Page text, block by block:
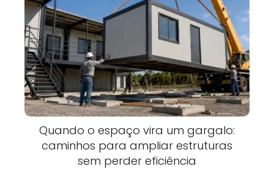
Quando o espaço vira um gargalo:
caminhos para ampliar estruturas
sem perder eficiência